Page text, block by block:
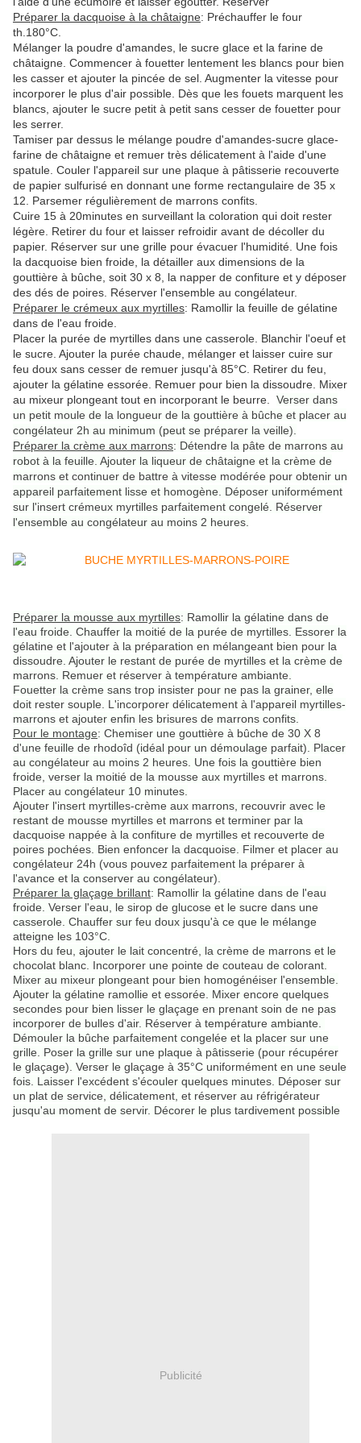
Préparer la dacquoise à la châtaigne: Préchauffer le four
th.180°C.
Mélanger la poudre d'amandes, le sucre glace et la farine de
châtaigne. Commencer à fouetter lentement les blancs pour bien
les casser et ajouter la pincée de sel. Augmenter la vitesse pour
incorporer le plus d'air possible. Dès que les fouets marquent les
blancs, ajouter le sucre petit à petit sans cesser de fouetter pour
les serrer.
Tamiser par dessus le mélange poudre d'amandes-sucre glace-
farine de châtaigne et remuer très délicatement à l'aide d'une
spatule. Couler l'appareil sur une plaque à pâtisserie recouverte
de papier sulfurisé en donnant une forme rectangulaire de 35 x
12. Parsemer régulièrement de marrons confits.
Cuire 15 à 20minutes en surveillant la coloration qui doit rester
légère. Retirer du four et laisser refroidir avant de décoller du
papier. Réserver sur une grille pour évacuer l'humidité. Une fois
la dacquoise bien froide, la détailler aux dimensions de la
gouttière à bûche, soit 30 x 8, la napper de confiture et y déposer
des dés de poires. Réserver l'ensemble au congélateur.
Préparer le crémeux aux myrtilles: Ramollir la feuille de gélatine
dans de l'eau froide.
Placer la purée de myrtilles dans une casserole. Blanchir l'oeuf et
le sucre. Ajouter la purée chaude, mélanger et laisser cuire sur
feu doux sans cesser de remuer jusqu'à 85°C. Retirer du feu,
ajouter la gélatine essorée. Remuer pour bien la dissoudre. Mixer
au mixeur plongeant tout en incorporant le beurre. Verser dans
un petit moule de la longueur de la gouttière à bûche et placer au
congélateur 2h au minimum (peut se préparer la veille).
Préparer la crème aux marrons: Détendre la pâte de marrons au
robot à la feuille. Ajouter la liqueur de châtaigne et la crème de
marrons et continuer de battre à vitesse modérée pour obtenir un
appareil parfaitement lisse et homogène. Déposer uniformément
sur l'insert crémeux myrtilles parfaitement congelé. Réserver
l'ensemble au congélateur au moins 2 heures.
Préparer la mousse aux myrtilles: Ramollir la gélatine dans de
l'eau froide. Chauffer la moitié de la purée de myrtilles. Essorer la
gélatine et l'ajouter à la préparation en mélangeant bien pour la
dissoudre. Ajouter le restant de purée de myrtilles et la crème de
marrons. Remuer et réserver à température ambiante.
Fouetter la crème sans trop insister pour ne pas la grainer, elle
doit rester souple. L'incorporer délicatement à l'appareil myrtilles-
marrons et ajouter enfin les brisures de marrons confits.
Pour le montage: Chemiser une gouttière à bûche de 30 X 8
d'une feuille de rhodoîd (idéal pour un démoulage parfait). Placer
au congélateur au moins 2 heures. Une fois la gouttière bien
froide, verser la moitié de la mousse aux myrtilles et marrons.
Placer au congélateur 10 minutes.
Ajouter l'insert myrtilles-crème aux marrons, recouvrir avec le
restant de mousse myrtilles et marrons et terminer par la
dacquoise nappée à la confiture de myrtilles et recouverte de
poires pochées. Bien enfoncer la dacquoise. Filmer et placer au
congélateur 24h (vous pouvez parfaitement la préparer à
l'avance et la conserver au congélateur).
Préparer la glaçage brillant: Ramollir la gélatine dans de l'eau
froide. Verser l'eau, le sirop de glucose et le sucre dans une
casserole. Chauffer sur feu doux jusqu'à ce que le mélange
atteigne les 103°C.
Hors du feu, ajouter le lait concentré, la crème de marrons et le
chocolat blanc. Incorporer une pointe de couteau de colorant.
Mixer au mixeur plongeant pour bien homogénéiser l'ensemble.
Ajouter la gélatine ramollie et essorée. Mixer encore quelques
secondes pour bien lisser le glaçage en prenant soin de ne pas
incorporer de bulles d'air. Réserver à température ambiante.
Démouler la bûche parfaitement congelée et la placer sur une
grille. Poser la grille sur une plaque à pâtisserie (pour récupérer
le glaçage). Verser le glaçage à 35°C uniformément en une seule
fois. Laisser l'excédent s'écouler quelques minutes. Déposer sur
un plat de service, délicatement, et réserver au réfrigérateur
jusqu'au moment de servir. Décorer le plus tardivement possible
Publicité